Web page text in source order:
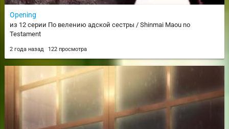
Opening
из 12 серии По велению адской сестры / Shinmai Maou no
Testament
2 года назад 122 просмотра